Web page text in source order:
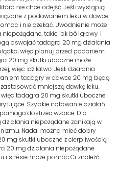
nie chce odejść. Jeśli wystąpią
z podawaniem leku w dawce
i nie czekać. Uwodnienie może
takie jak ból głowy i
oswajać tadagra 20 mg działania
więc planuj przed podaniem
20 mg skutki uboczne może
więc idź łatwo. Jeśli działania
tadagry w dawce 20 mg będą
mniejszą dawkę leku.
tadagra 20 mg skutki uboczne
Szybkie notowanie działań
dostrzec wzorce. Dla
niepożądane zanikają w
Nadal można mieć dobry
mg skutki uboczne z cierpliwością i
20 mg działania niepożądane
i stresie może pomóc Ci znaleźć